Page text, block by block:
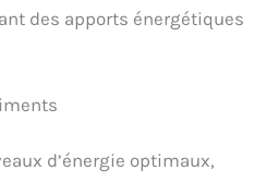
des apports énergétiques
d’énergie optimaux,